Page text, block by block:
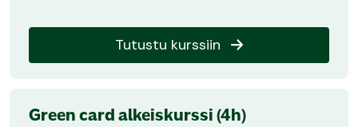
Tutustu kurssiin
Green card alkeiskurssi (4h)